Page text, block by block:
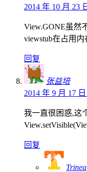
2014 年 10 月 23
View.GONE虽然
viewstub在占用内
回复
张益培
2014 年 9 月 17
我一直很困惑,这
回复
Trinea